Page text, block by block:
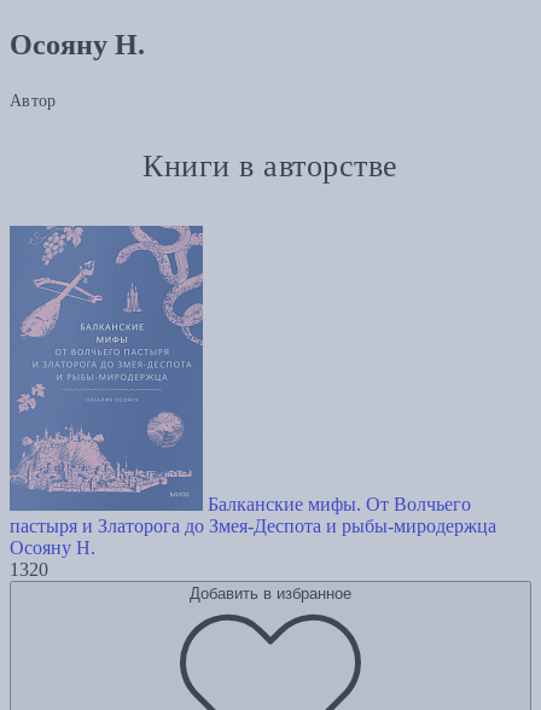
Осояну Н.
Автор
Книги в авторстве
Балканские мифы. От Волчьего
пастыря и Златорога до Змея-Деспота и рыбы-миродержца
Осояну Н.
1320
Добавить в избранное